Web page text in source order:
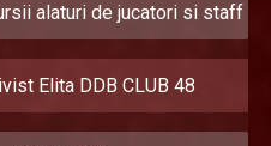
alaturi de jucatori si staff
Elita DDB CLUB 48